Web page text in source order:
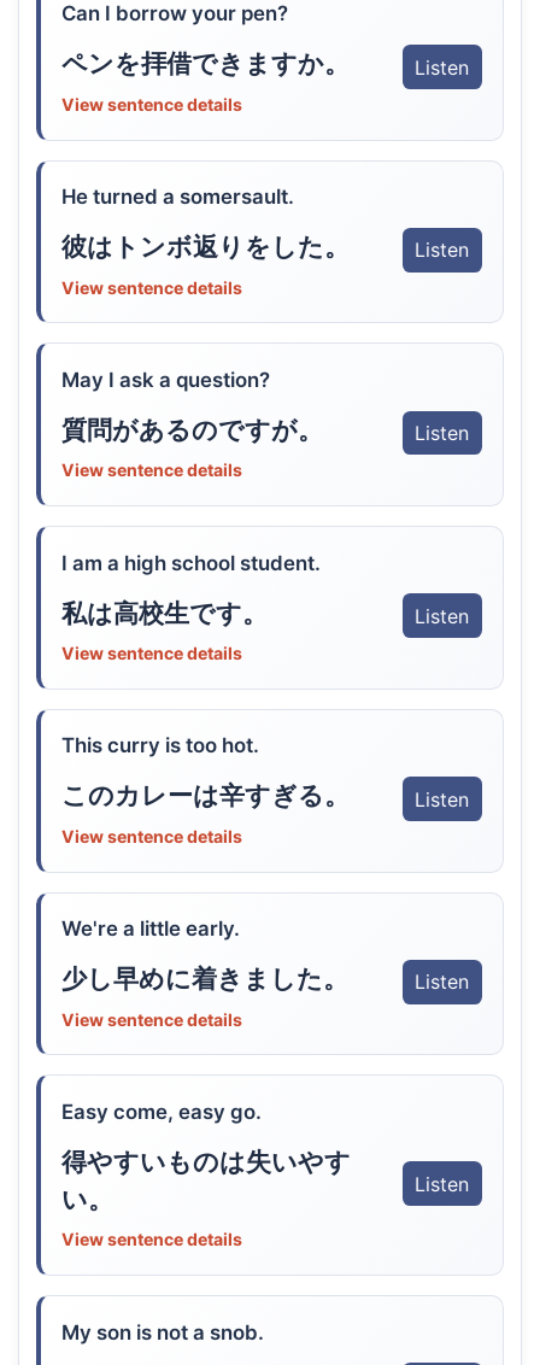
Can I borrow your pen?
ペンを拝借できますか。 Listen
View sentence details
He turned a somersault.
彼はトンボ返りをした。 Listen
View sentence details
May I ask a question?
質問があるのですが。 Listen
View sentence details
I am a high school student.
私は高校生です。 Listen
View sentence details
This curry is too hot.
このカレーは辛すぎる。 Listen
View sentence details
We're a little early.
少し早めに着きました。 Listen
View sentence details
Easy come, easy go.
得やすいものは失いやす
い。
Listen
View sentence details
My son is not a snob.